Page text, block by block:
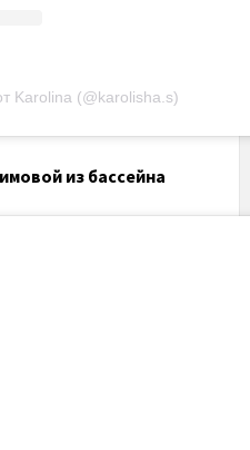
Karolina (@karolisha.s)
из бассейна